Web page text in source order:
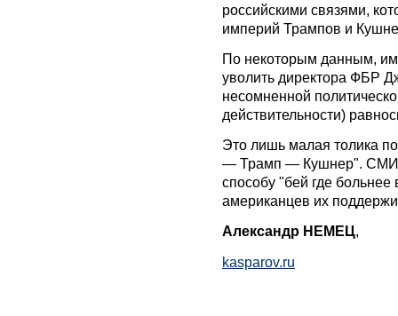
российскими связями,
империй Трампов и
По некоторым данным,
уволить директора ФБР
несомненной
действительности)
Это лишь малая толика
— Трамп — Кушнер". СМИ
способу "бей где
американцев их
Александр НЕМЕЦ,
kasparov.ru